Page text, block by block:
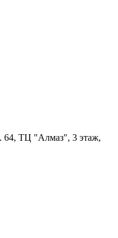
64, ТЦ "Алмаз", 3 этаж,